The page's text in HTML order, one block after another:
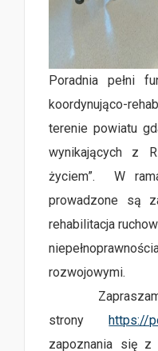
Poradnia pełni
koordynująco-
terenie powiatu
wynikających z
życiem”. W
prowadzone są
rehabilitacja
rozwojowymi.
Zapraszamy
stronyhttps://
zapoznania się z